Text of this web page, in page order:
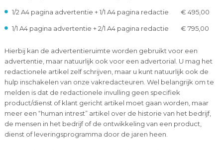
1/2 A4 pagina advertentie + 1/1 A4 pagina redactie € 495,00
1/1 A4 pagina advertentie + 2/1 A4 pagina redactie € 795,00
Hierbij kan de advertentieruimte worden gebruikt voor een
advertentie, maar natuurlijk ook voor een advertorial. U mag het
redactionele artikel zelf schrijven, maar u kunt natuurlijk ook de
hulp inschakelen van onze vakredacteuren. Wel belangrijk om te
melden is dat de redactionele invulling geen specifiek
product/dienst of klant gericht artikel moet gaan worden, maar
meer een “human intrest” artikel over de historie van het bedrijf,
de mensen in het bedrijf of de ontwikkeling van een product,
dienst of leveringsprogramma door de jaren heen.